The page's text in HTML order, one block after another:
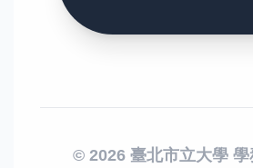
© 2026 臺北市立大學 學